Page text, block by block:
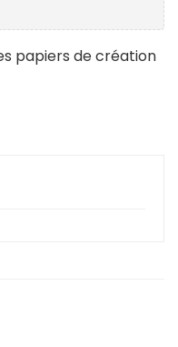
papiers de création